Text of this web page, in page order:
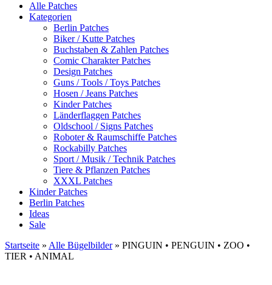
Alle Patches
Kategorien
Berlin Patches
Biker / Kutte Patches
Buchstaben & Zahlen Patches
Comic Charakter Patches
Design Patches
Guns / Tools / Toys Patches
Hosen / Jeans Patches
Kinder Patches
Länderflaggen Patches
Oldschool / Signs Patches
Roboter & Raumschiffe Patches
Rockabilly Patches
Sport / Musik / Technik Patches
Tiere & Pflanzen Patches
XXXL Patches
Kinder Patches
Berlin Patches
Ideas
Sale
Startseite » Alle Bügelbilder» PINGUIN • PENGUIN • ZOO •
TIER • ANIMAL